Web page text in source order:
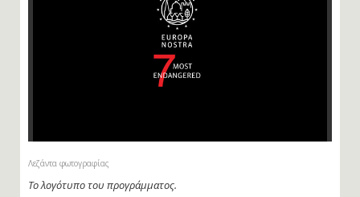
Λεζάντα φωτογραφίας
Το λογότυπο του προγράμματος.